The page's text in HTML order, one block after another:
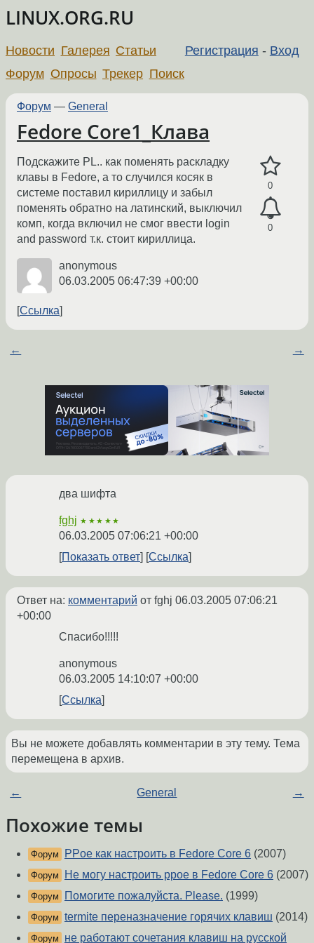
LINUX.ORG.RU
Регистрация - Вход
Новости Галерея Статьи
Форум Опросы Трекер Поиск
Форум — General
Fedore Core1_Клава
0
0
Подскажите PL.. как поменять раскладку
клавы в Fedore, а то случился косяк в
системе поставил кириллицу и забыл
поменять обратно на латинский, выключил
комп, когда включил не смог ввести login
and password т.к. стоит кириллица.
anonymous
06.03.2005 06:47:39 +00:00
Ссылка
← →
два шифта
fghj ★★★★★
06.03.2005 07:06:21 +00:00
Показать ответ
Ссылка
Ответ на: комментарий от fghj 06.03.2005 07:06:21
+00:00
Спасибо!!!!!
anonymous
06.03.2005 14:10:07 +00:00
Ссылка
Вы не можете добавлять комментарии в эту тему. Тема
перемещена в архив.
← General →
Похожие темы
Форум PPoe как настроить в Fedore Core 6 (2007)
Форум Не могу настроить ppoe в Fedore Core 6 (2007)
Форум Помогите пожалуйста. Please. (1999)
Форум termite переназначение горячих клавиш (2014)
Форум не работают сочетания клавиш на русской